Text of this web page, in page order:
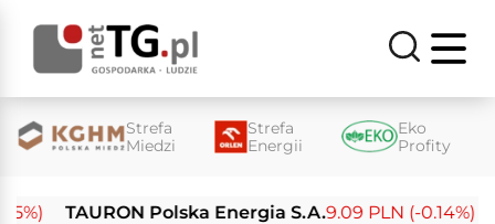
Strefa
Miedzi
Strefa
Energii
Eko
Profity
TAURON Polska Energia S.A. 9.09 PLN (-0.14%)